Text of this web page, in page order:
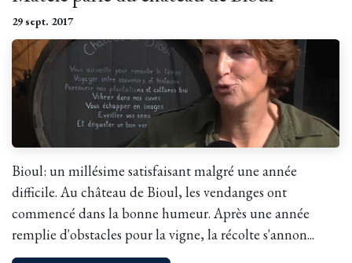
29 sept. 2017
Bioul: un millésime satisfaisant malgré une année
difficile. Au château de Bioul, les vendanges ont
commencé dans la bonne humeur. Après une année
remplie d'obstacles pour la vigne, la récolte s'annon...